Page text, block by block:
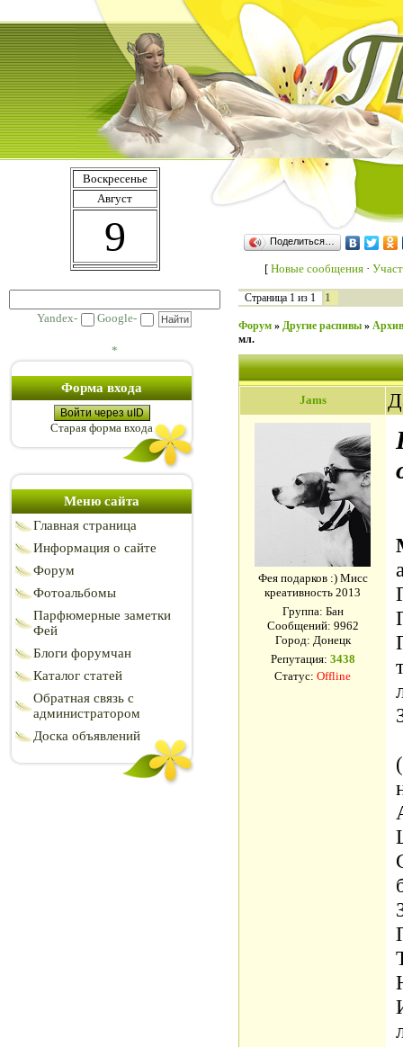
Воскресенье
Август
9
Yandex- Google-
*
Форма входа
Войти через uID
Старая форма входа
Меню сайта
Главная страница
Информация о сайте
Форум
Фотоальбомы
Парфюмерные заметки
Фей
Блоги форумчан
Каталог статей
Обратная связь с
администратором
Доска объявлений
Поделиться…
[ Новые сообщения ·
Страница 1 из 1 1
Форум » Другие распивы »
мл.
Jams
Фея подарков :) Мисс
креативность 2013
Группа: Бан
Сообщений: 9962
Город: Донецк
Репутация: 3438
Статус: Offline